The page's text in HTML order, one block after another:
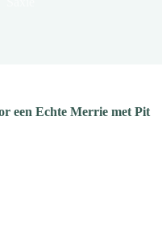
een Echte Merrie met Pit